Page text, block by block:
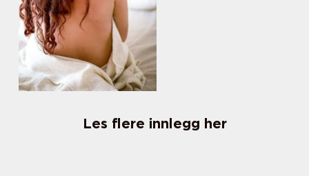
Les flere innlegg her